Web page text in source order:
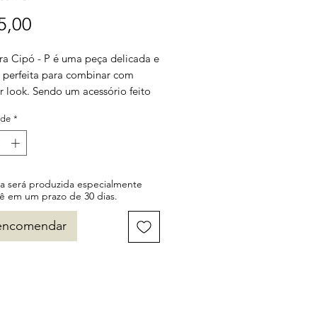
Cipó - P é uma peça delicada e
perfeita para combinar com
look. Sendo um acessório feito
e artesanal!
natural do cipó adiciona um
e único a essa pulseira
para um visual ainda mais
*
será produzida especialmente
em um prazo de 30 dias.